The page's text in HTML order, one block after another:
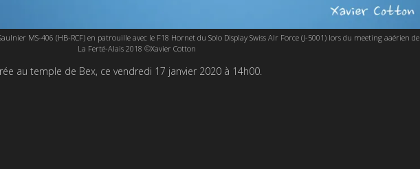
MS-406 (HB-RCF) en patrouille avec le F18 Hornet du Solo Display Swiss AIr Force (J-5001) lors du meeting aaérien de
La Ferté-Alais 2018 ©Xavier Cotton
au temple de Bex, ce vendredi 17 janvier 2020 à 14h00.